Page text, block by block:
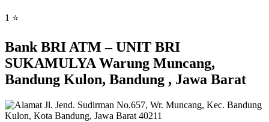
1 ⭐
Bank BRI ATM – UNIT BRI
SUKAMULYA Warung Muncang,
Bandung Kulon, Bandung , Jawa Barat
Jl. Jend. Sudirman No.657, Wr. Muncang, Kec. Bandung
Kulon, Kota Bandung, Jawa Barat 40211